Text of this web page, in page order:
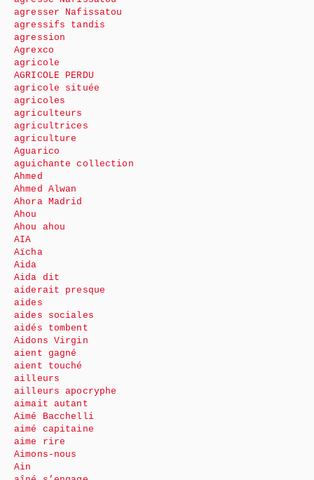
agresser Nafissatou
agressifs tandis
agression
Agrexco
agricole
AGRICOLE PERDU
agricole située
agricoles
agriculteurs
agricultrices
agriculture
Aguarico
aguichante collection
Ahmed
Ahmed Alwan
Ahora Madrid
Ahou
Ahou ahou
AIA
Aïcha
Aida
Aida dit
aiderait presque
aides
aides sociales
aidés tombent
Aidons Virgin
aient gagné
aient touché
ailleurs
ailleurs apocryphe
aimait autant
Aimé Bacchelli
aimé capitaine
aime rire
Aimons-nous
Ain